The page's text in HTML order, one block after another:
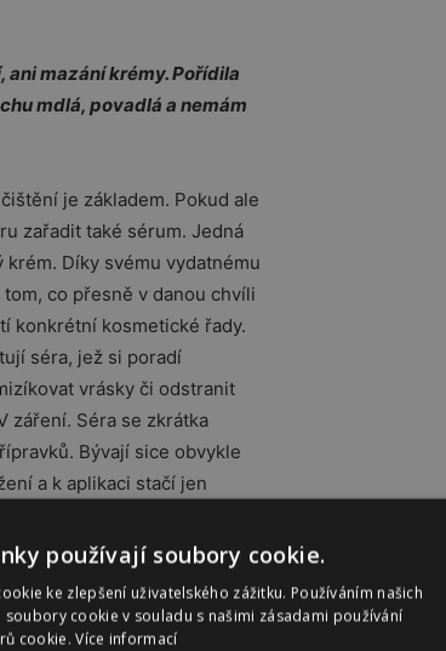
mazání krémy. Pořídila
mdlá, povadlá a nemám
je základem. Pokud ale
zařadit také sérum. Jedná
Díky svému vydatnému
co přesně v danou chvíli
konkrétní kosmetické řady.
séra, jež si poradí
vrásky či odstranit
záření. Séra se zkrátka
Bývají sice obvykle
a k aplikaci stačí jen
Na vyčištěnou pleť
potom aplikujte krém.
podle potřeby.
používají soubory cookie.
ke zlepšení uživatelského zážitku. Používáním našich
cookie v souladu s našimi zásadami používání
cookie.Více informací